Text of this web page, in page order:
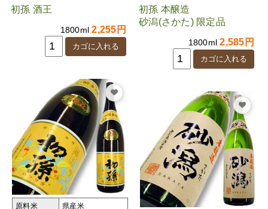
初孫 酒王
1800ml2,255円
原料米 県産米
初孫 本醸造
砂潟(さかた) 限定品
1800ml2,585円